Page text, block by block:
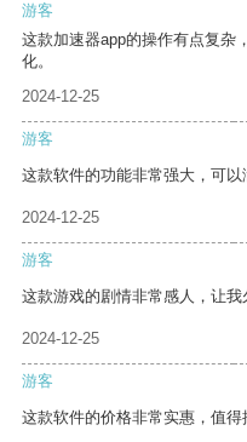
游客
这款加速器app的操作有点复杂
化。
2024-12-25
游客
这款软件的功能非常强大，可以
2024-12-25
游客
这款游戏的剧情非常感人，让我
2024-12-25
游客
这款软件的价格非常实惠，值得